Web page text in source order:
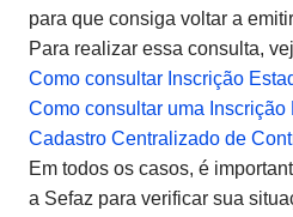
para que consiga voltar a
Para realizar essa consulta,
Como consultar Inscrição
Como consultar uma
Cadastro Centralizado de
Em todos os casos, é
a Sefaz para verificar sua